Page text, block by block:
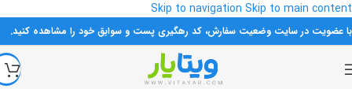
Skip to navigation Skip to main content
با عضویت در سایت وضعیت سفارش، کد رهگیری پست و سوابق خود را مشاهده کنید.